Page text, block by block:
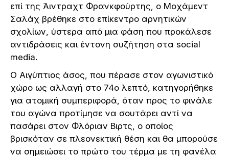
επί της Άιντραχτ Φρανκφούρτης, ο Μοχάμεντ
Σαλάχ βρέθηκε στο επίκεντρο αρνητικών
σχολίων, ύστερα από μια φάση που προκάλεσε
αντιδράσεις και έντονη συζήτηση στα social
media.
Ο Αιγύπτιος άσος, που πέρασε στον αγωνιστικό
χώρο ως αλλαγή στο 74ο λεπτό, κατηγορήθηκε
για ατομική συμπεριφορά, όταν προς το φινάλε
του αγώνα προτίμησε να σουτάρει αντί να
πασάρει στον Φλόριαν Βιρτς, ο οποίος
βρισκόταν σε πλεονεκτική θέση και θα μπορούσε
να σημειώσει το πρώτο του τέρμα με τη φανέλα